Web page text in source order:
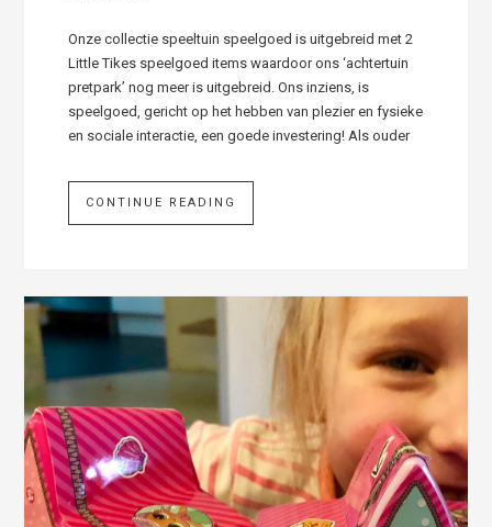
Onze collectie speeltuin speelgoed is uitgebreid met 2
Little Tikes speelgoed items waardoor ons ‘achtertuin
pretpark’ nog meer is uitgebreid. Ons inziens, is
speelgoed, gericht op het hebben van plezier en fysieke
en sociale interactie, een goede investering! Als ouder
CONTINUE READING